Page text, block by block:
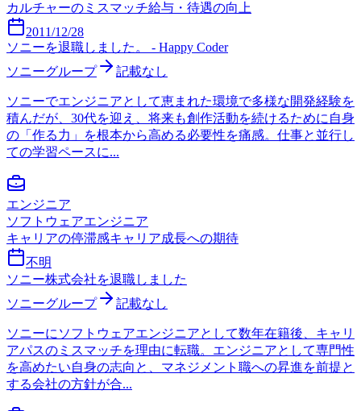
カルチャーのミスマッチ給与・待遇の向上
2011/12/28
ソニーを退職しました。 - Happy Coder
ソニーグループ
記載なし
ソニーでエンジニアとして恵まれた環境で多様な開発経験を
積んだが、30代を迎え、将来も創作活動を続けるために自身
の「作る力」を根本から高める必要性を痛感。仕事と並行し
ての学習ペースに...
エンジニア
ソフトウェアエンジニア
キャリアの停滞感キャリア成長への期待
不明
ソニー株式会社を退職しました
ソニーグループ
記載なし
ソニーにソフトウェアエンジニアとして数年在籍後、キャリ
アパスのミスマッチを理由に転職。エンジニアとして専門性
を高めたい自身の志向と、マネジメント職への昇進を前提と
する会社の方針が合...